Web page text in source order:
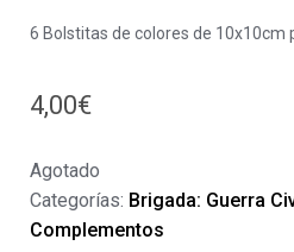
6 Bolstitas de colores de 10x10cm
4,00€
Agotado
Categorías: Brigada: Guerra
Complementos